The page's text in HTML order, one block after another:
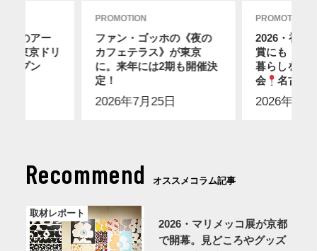
ィのアー
に東京ドリ
ープン
PROMOTION
ファン・ゴッホの《夜の
カフェテラス》が東京
に。来年には2期も開催決
定！
2026年7月25日
PROMOTION
2026・初め
賞にも！ス
暮らしを感
会
名古屋
2026年7月
Recommend オススメコラム記事
取材レポート
2026・マリメッコ展が京都
で開幕。見どころやグッズ